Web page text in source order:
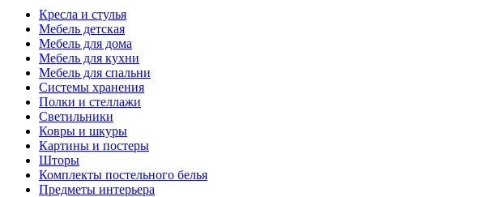
Кресла и стулья
Мебель детская
Мебель для дома
Мебель для кухни
Мебель для спальни
Системы хранения
Полки и стеллажи
Светильники
Ковры и шкуры
Картины и постеры
Шторы
Комплекты постельного белья
Предметы интерьера